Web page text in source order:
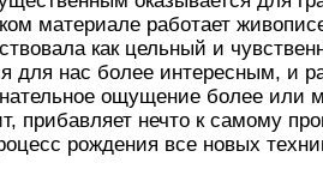
материале работает
как цельный и
для нас более интересным, и
ощущение более или
прибавляет нечто к самому
рождения все новых